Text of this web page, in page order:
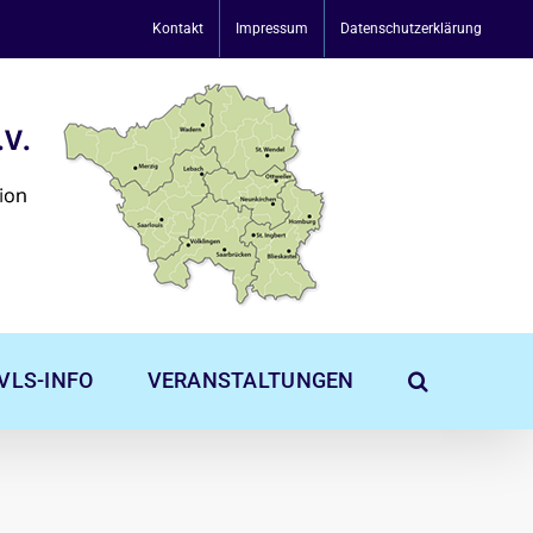
Kontakt Impressum Datenschutzerklärung
INFO VERANSTALTUNGEN